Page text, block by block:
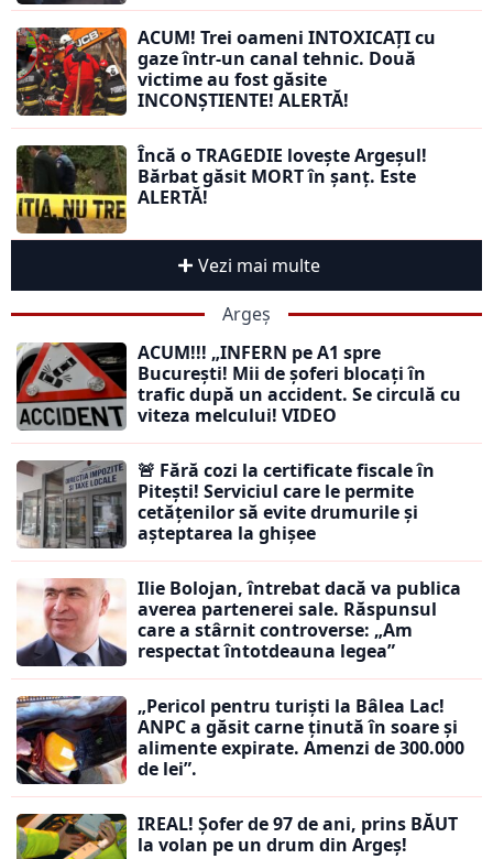
ACUM! Trei oameni INTOXICAȚI cu
gaze într-un canal tehnic. Două
victime au fost găsite
INCONȘTIENTE! ALERTĂ!
Încă o TRAGEDIE lovește Argeșul!
Bărbat găsit MORT în șanț. Este
ALERTĂ!
Vezi mai multe
Argeș
ACUM!!! „INFERN pe A1 spre
București! Mii de șoferi blocați în
trafic după un accident. Se circulă cu
viteza melcului! VIDEO
🚨 Fără cozi la certificate fiscale în
Pitești! Serviciul care le permite
cetățenilor să evite drumurile și
așteptarea la ghișee
Ilie Bolojan, întrebat dacă va publica
averea partenerei sale. Răspunsul
care a stârnit controverse: „Am
respectat întotdeauna legea”
„Pericol pentru turiști la Bâlea Lac!
ANPC a găsit carne ținută în soare și
alimente expirate. Amenzi de 300.000
de lei”.
IREAL! Șofer de 97 de ani, prins BĂUT
la volan pe un drum din Argeș!